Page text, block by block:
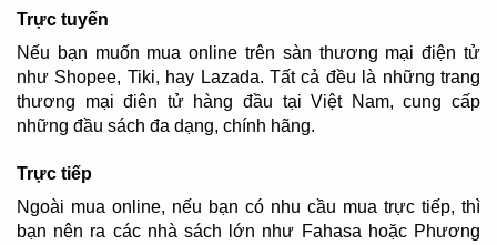
Trực tuyến
Nếu bạn muốn mua online trên sàn thương mại điện tử
như Shopee, Tiki, hay Lazada. Tất cả đều là những trang
thương mại điên tử hàng đầu tại Việt Nam, cung cấp
những đầu sách đa dạng, chính hãng.
Trực tiếp
Ngoài mua online, nếu bạn có nhu cầu mua trực tiếp, thì
bạn nên ra các nhà sách lớn như Fahasa hoặc Phương